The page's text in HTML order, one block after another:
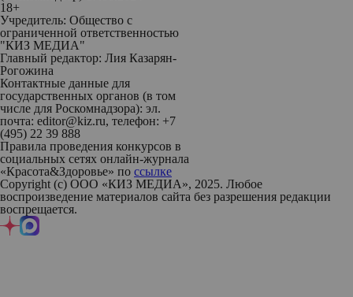
18+
Учредитель: Общество с
ограниченной ответственностью
"КИЗ МЕДИА"
Главный редактор: Лия Казарян-
Рогожина
Контактные данные для
государственных органов (в том
числе для Роскомнадзора): эл.
почта: editor@kiz.ru, телефон: +7
(495) 22 39 888
Правила проведения конкурсов в
социальных сетях онлайн-журнала
«Красота&Здоровье» по ссылке
Copyright (с) ООО «КИЗ МЕДИА», 2025. Любое
воспроизведение материалов сайта без разрешения редакции
воспрещается.